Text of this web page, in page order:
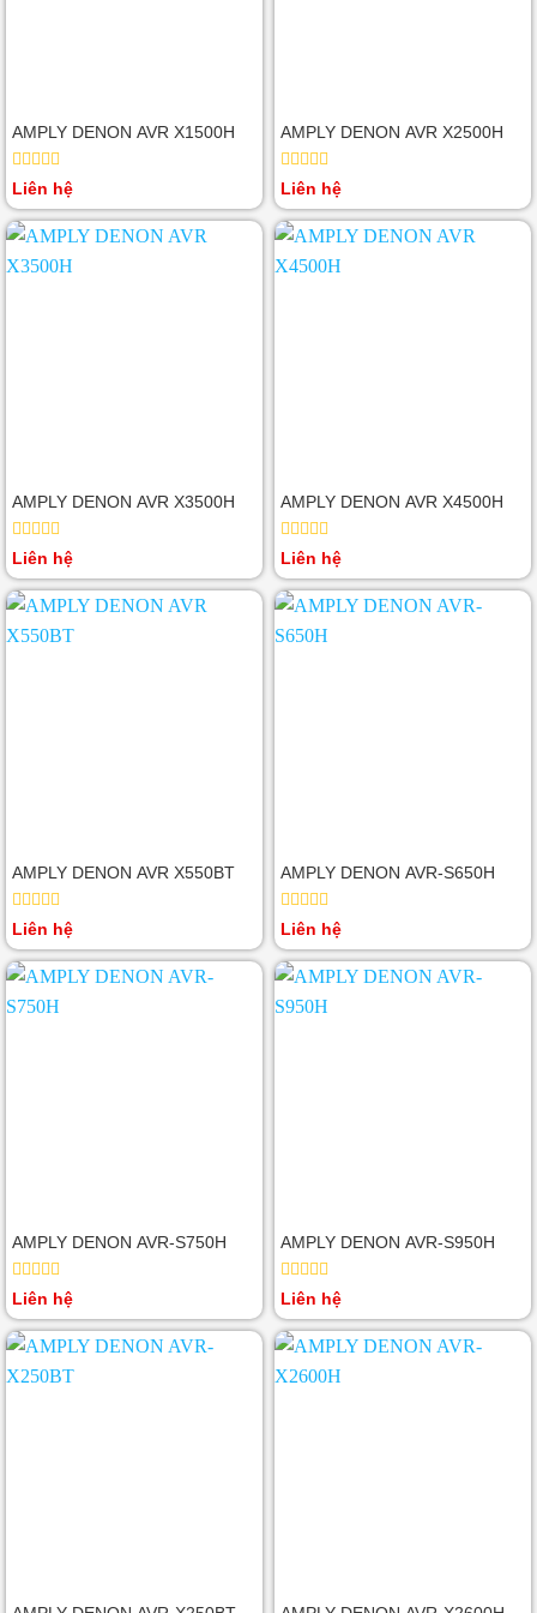
AMPLY DENON AVR X1500H
Được
hạng
0
sao
Liên hệ
AMPLY DENON AVR X2500H
Được
hạng
0
sao
Liên hệ
AMPLY DENON AVR X3500H
Được
hạng
0
sao
Liên hệ
AMPLY DENON AVR X4500H
Được
hạng
0
sao
Liên hệ
AMPLY DENON AVR X550BT
Được
hạng
0
sao
Liên hệ
AMPLY DENON AVR-S650H
Được
hạng
0
sao
Liên hệ
AMPLY DENON AVR-S750H
Được
hạng
0
sao
Liên hệ
AMPLY DENON AVR-S950H
Được
hạng
0
sao
Liên hệ